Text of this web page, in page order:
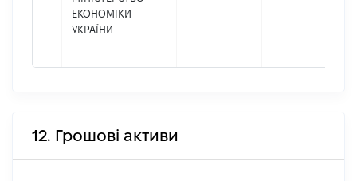
ЕКОНОМІКИ
УКРАЇНИ
12. Грошові активи